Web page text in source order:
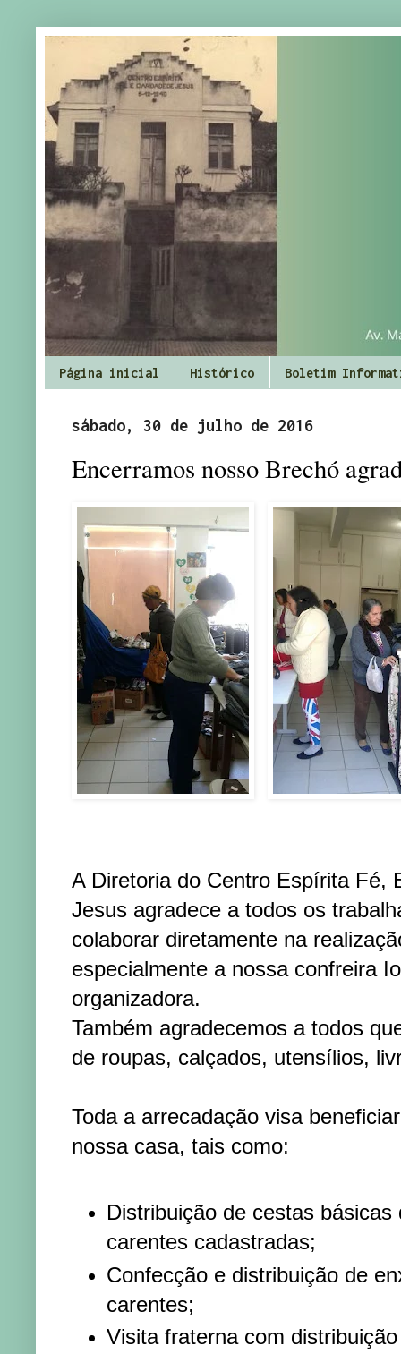
Página inicial Histórico Boletim
sábado, 30 de julho de 2016
Encerramos nosso Brechó
A Diretoria do Centro Espírita Fé,
Jesus agradece a todos os
colaborar diretamente na
especialmente a nossa confreira
organizadora.
Também agradecemos a todos
de roupas, calçados, utensílios,
Toda a arrecadação visa
nossa casa, tais como:
Distribuição de cestas
carentes cadastradas;
Confecção e distribuição de
carentes;
Visita fraterna com